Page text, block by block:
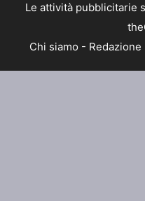
Le attività pubblicitarie
Chi siamo - Redazione